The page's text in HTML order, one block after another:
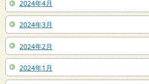
2024年4月
2024年3月
2024年2月
2024年1月